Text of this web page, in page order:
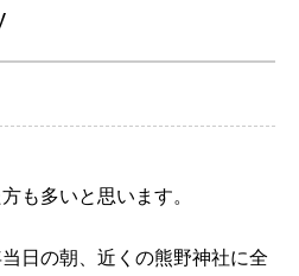
も多いと思います。
日の朝、近くの熊野神社に全